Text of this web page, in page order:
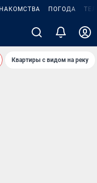
ПОГОДА
Квартиры с видом на реку